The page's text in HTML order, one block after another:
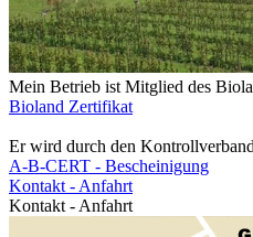
Mein Betrieb ist Mitglied des
Bioland Zertifikat
Er wird durch den
A-B-CERT - Bescheinigung
Kontakt - Anfahrt
Kontakt - Anfahrt